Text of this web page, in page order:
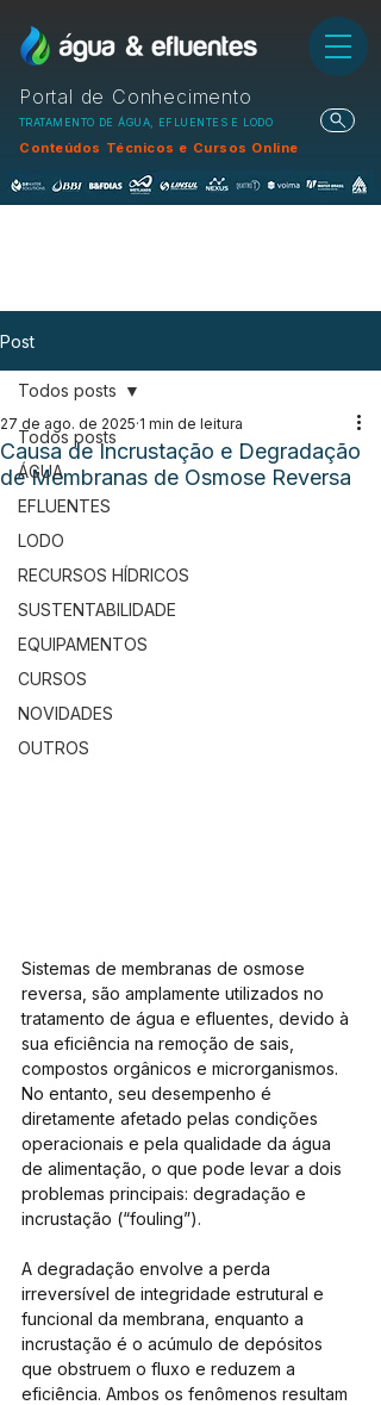
Portal de Conhecimento
TRATAMENTO DE ÁGUA, EFLUENTES E LODO
Conteúdos Técnicos e Cursos Online
Post
Todos posts
ÁGUA
EFLUENTES
LODO
RECURSOS HÍDRICOS
SUSTENTABILIDADE
EQUIPAMENTOS
CURSOS
NOVIDADES
OUTROS
Todos posts
Causa de Incrustação e Degradação
de Membranas de Osmose Reversa
27 de ago. de 2025 1 min de leitura
Sistemas de membranas de osmose
reversa, são amplamente utilizados no
tratamento de água e efluentes, devido à
sua eficiência na remoção de sais,
compostos orgânicos e microrganismos.
No entanto, seu desempenho é
diretamente afetado pelas condições
operacionais e pela qualidade da água
de alimentação, o que pode levar a dois
problemas principais: degradação e
incrustação (“fouling”).
A degradação envolve a perda
irreversível de integridade estrutural e
funcional da membrana, enquanto a
incrustação é o acúmulo de depósitos
que obstruem o fluxo e reduzem a
eficiência. Ambos os fenômenos resultam